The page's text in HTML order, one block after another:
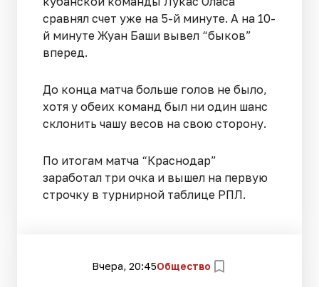
сравнял счет уже на 5-й минуте. А на 10-
й минуте Жуан Баши вывел “быков”
вперед.
До конца матча больше голов не было,
хотя у обеих команд был ни один шанс
склонить чашу весов на свою сторону.
По итогам матча “Краснодар”
заработал три очка и вышел на первую
строчку в турнирной таблице РПЛ.
Вчера, 20:45Общество